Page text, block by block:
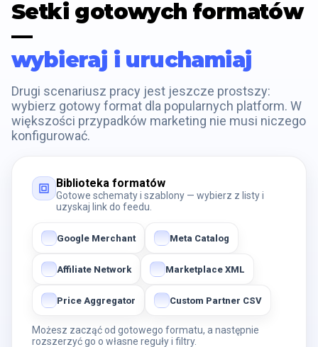
Setki gotowych formatów
—
wybieraj i uruchamiaj
Drugi scenariusz pracy jest jeszcze prostszy:
wybierz gotowy format dla popularnych platform. W
większości przypadków marketing nie musi niczego
konfigurować.
Biblioteka formatów
Gotowe schematy i szablony — wybierz z listy i
uzyskaj link do feedu.
Google Merchant Meta Catalog
Affiliate Network Marketplace XML
Price Aggregator Custom Partner CSV
Możesz zacząć od gotowego formatu, a następnie
rozszerzyć go o własne reguły i filtry.